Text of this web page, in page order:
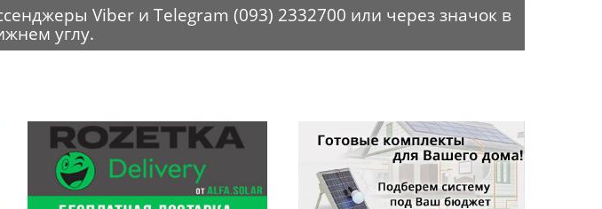
Viber и Telegram (093) 2332700 или через значок в
углу.